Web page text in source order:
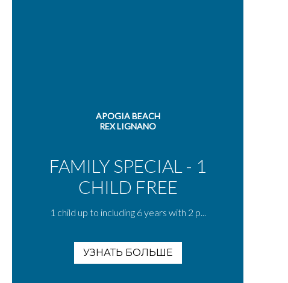
APOGIA BEACH
REX LIGNANO
FAMILY SPECIAL - 1
CHILD FREE
1 child up to including 6 years with 2 p...
УЗНАТЬ БОЛЬШЕ